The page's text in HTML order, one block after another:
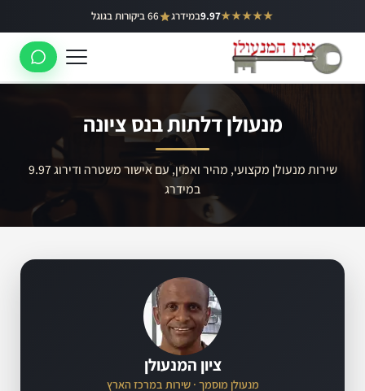
לתוכן
★★★★★
9.97במידרג 66 ביקורות בגוגל באר יעקב
ראשון לציון
רמלה
מנעולן דלתות בנס ציונה
שירות מנעולן מקצועי, מהיר ואמין, עם אישור משטרה ודירוג 9.97
במידרג
ציון המנעולן
מנעולן מוסמך · שירות במרכז הארץ